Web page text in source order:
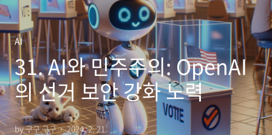
AI
31. AI와 민주주의: OpenAI
의 선거 보안 강화 노력
by 구구 구구 2024. 2. 21.